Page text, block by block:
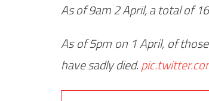
As of 9am 2 April, a total of
As of 5pm on 1 April, of
have sadly died.